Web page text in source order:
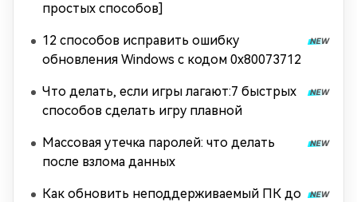
простых способов]
12 способов исправить ошибку
обновления Windows с кодом 0x80073712
Что делать, если игры лагают:7 быстрых
способов сделать игру плавной
Массовая утечка паролей: что делать
после взлома данных
Как обновить неподдерживаемый ПК до